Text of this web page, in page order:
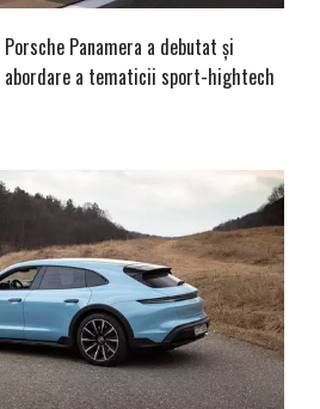
Panamera a debutat și
a tematicii sport-hightech